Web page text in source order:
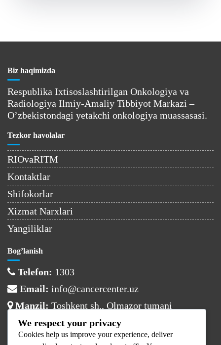
Biz haqimizda
Respublika Ixtisoslashtirilgan Onkologiya va
Radiologiya Ilmiy-Amaliy Tibbiyot Markazi –
O’zbekistondagi yetakchi onkologiya muassasasi.
Tezkor havolalar
RIOvaRITM
Kontaktlar
Shifokorlar
Xizmat Narxlari
Yangiliklar
Bog’lanish
Telefon: 1303
Email: info@cancercenter.uz
Manzil: Toshkent sh., Olmazor tumani
Ish vaqti
We respect your privacy
Cookies help us improve your experience, deliver